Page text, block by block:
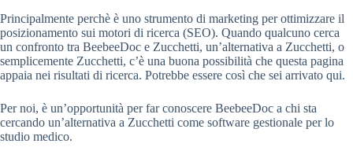
Principalmente perchè è uno strumento di marketing per ottimizzare il
posizionamento sui motori di ricerca (SEO). Quando qualcuno cerca
un confronto tra BeebeeDoc e Zucchetti, un’alternativa a Zucchetti, o
semplicemente Zucchetti, c’è una buona possibilità che questa pagina
appaia nei risultati di ricerca. Potrebbe essere così che sei arrivato qui.
Per noi, è un’opportunità per far conoscere BeebeeDoc a chi sta
cercando un’alternativa a Zucchetti come software gestionale per lo
studio medico.